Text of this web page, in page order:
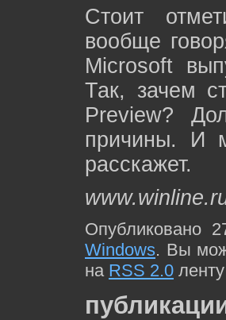
Стоит
вообще
Microsoft
Так, зачем
Preview?
причины. И
расскажет.
Опубликовано
Windows. Вы
на RSS 2.0